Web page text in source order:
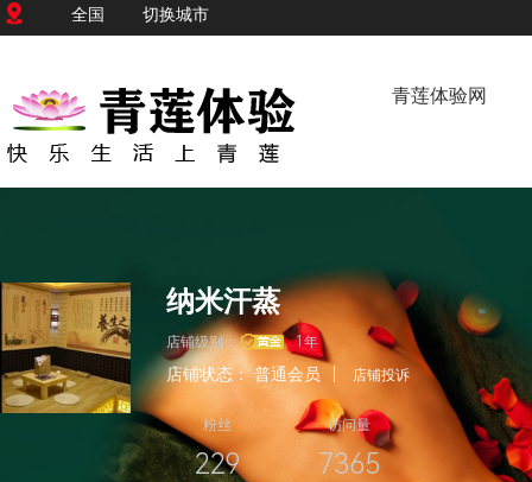
全国 切换城市
青莲体验网
纳米汗蒸
店铺级别： 1年
店铺状态：普通会员 店铺投诉
粉丝
229
访问量
7365